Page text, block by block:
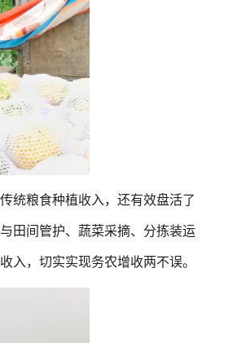
粮食种植收入，还有效盘活了
田间管护、蔬菜采摘、分拣装运
入，切实实现务农增收两不误。